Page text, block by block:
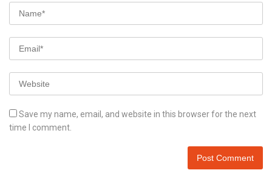
Save my name, email, and website in this browser for the next
time I comment.